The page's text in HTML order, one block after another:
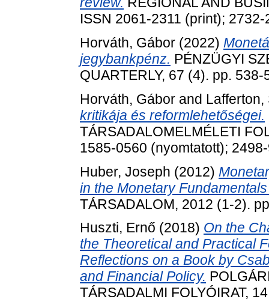
ISSN 2061-2311 (print);
Horváth, Gábor (2022)
jegybankpénz. PÉNZÜGYI
QUARTERLY, 67 (4). pp.
Horváth, Gábor and Lafferton,
kritikája és reformlehetőségei.
TÁRSADALOMELMÉLETI
1585-0560 (nyomtatott);
Huber, Joseph (2012)
in the Monetary
TÁRSADALOM, 2012 (1-2).
Huszti, Ernő (2018) On the
the Theoretical and Practical
Reflections on a Book by
and Financial Policy.
TÁRSADALMI FOLYÓIRAT,